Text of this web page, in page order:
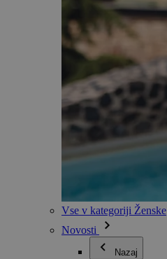
Vse v kategoriji Ženske
Novosti
Nazaj